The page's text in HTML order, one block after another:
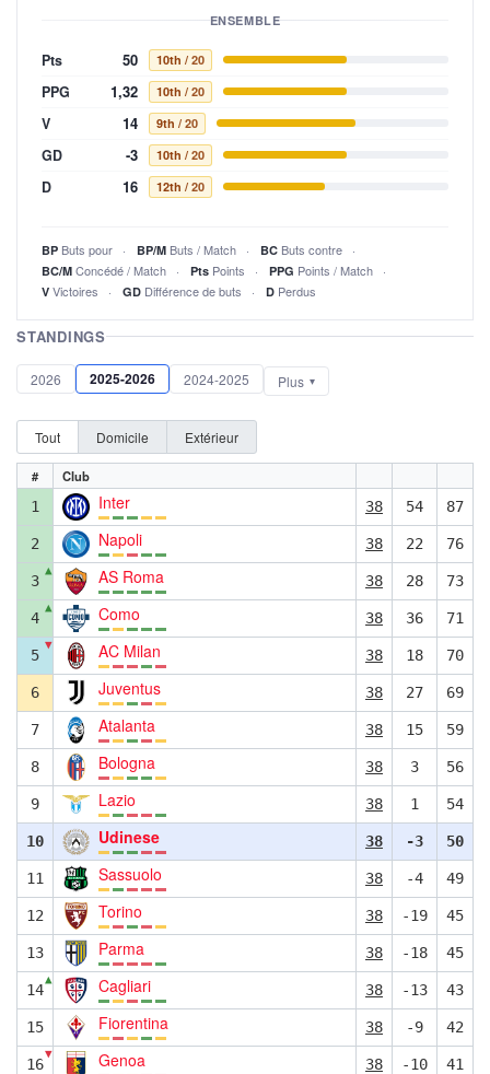
ENSEMBLE
Pts 50 10th / 20
PPG 1,32 10th / 20
V 14 9th / 20
GD -3 10th / 20
D 16 12th / 20
BP Buts pour BP/M Buts / Match BC Buts contre
BC/M Concédé / Match Pts Points PPG Points / Match
V Victoires GD Différence de buts D Perdus
STANDINGS
2026 2025-2026 2024-2025 Plus
Tout Domicile Extérieur
#
Club
1
Inter 38 54 87
2 Napoli 38 22 76
3
▲ AS Roma 38 28 73
4
▲ Como 38 36 71
5
▼ AC Milan 38 18 70
6 Juventus 38 27 69
7 Atalanta 38 15 59
8 Bologna 38 3 56
9 Lazio 38 1 54
10 Udinese 38 -3 50
11 Sassuolo 38 -4 49
12 Torino 38 -19 45
13 Parma 38 -18 45
14
▲ Cagliari 38 -13 43
15 Fiorentina 38 -9 42
16
▼ Genoa 38 -10 41